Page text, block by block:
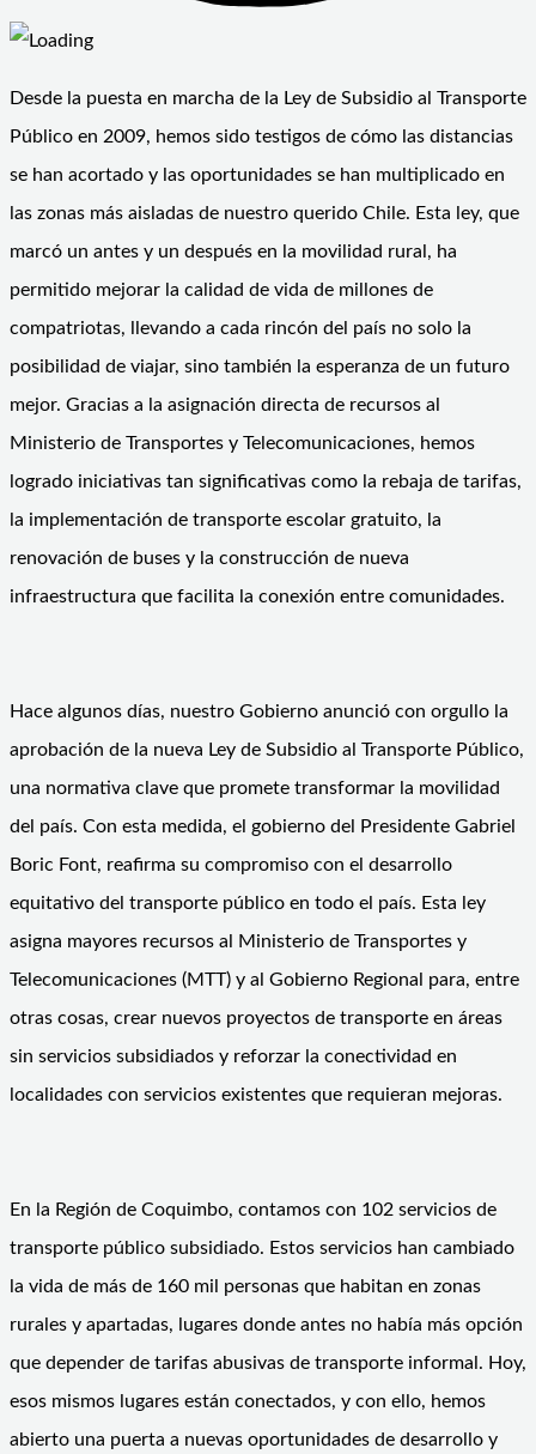
Desde la puesta en marcha de la Ley de Subsidio al Transporte
Público en 2009, hemos sido testigos de cómo las distancias
se han acortado y las oportunidades se han multiplicado en
las zonas más aisladas de nuestro querido Chile. Esta ley, que
marcó un antes y un después en la movilidad rural, ha
permitido mejorar la calidad de vida de millones de
compatriotas, llevando a cada rincón del país no solo la
posibilidad de viajar, sino también la esperanza de un futuro
mejor. Gracias a la asignación directa de recursos al
Ministerio de Transportes y Telecomunicaciones, hemos
logrado iniciativas tan significativas como la rebaja de tarifas,
la implementación de transporte escolar gratuito, la
renovación de buses y la construcción de nueva
infraestructura que facilita la conexión entre comunidades.
Hace algunos días, nuestro Gobierno anunció con orgullo la
aprobación de la nueva Ley de Subsidio al Transporte Público,
una normativa clave que promete transformar la movilidad
del país. Con esta medida, el gobierno del Presidente Gabriel
Boric Font, reafirma su compromiso con el desarrollo
equitativo del transporte público en todo el país. Esta ley
asigna mayores recursos al Ministerio de Transportes y
Telecomunicaciones (MTT) y al Gobierno Regional para, entre
otras cosas, crear nuevos proyectos de transporte en áreas
sin servicios subsidiados y reforzar la conectividad en
localidades con servicios existentes que requieran mejoras.
En la Región de Coquimbo, contamos con 102 servicios de
transporte público subsidiado. Estos servicios han cambiado
la vida de más de 160 mil personas que habitan en zonas
rurales y apartadas, lugares donde antes no había más opción
que depender de tarifas abusivas de transporte informal. Hoy,
esos mismos lugares están conectados, y con ello, hemos
abierto una puerta a nuevas oportunidades de desarrollo y